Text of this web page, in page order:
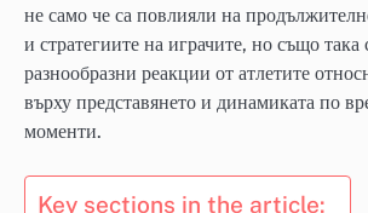
не само че са повлияли на
и стратегиите на играчите, но също така
разнообразни реакции от атлетите
върху представянето и динамиката по
моменти.
Key sections in the article: